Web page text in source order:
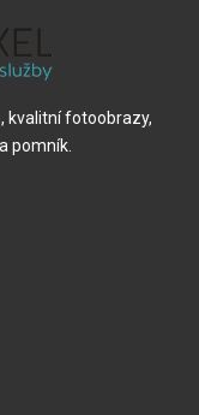
kvalitní fotoobrazy,
pomník.